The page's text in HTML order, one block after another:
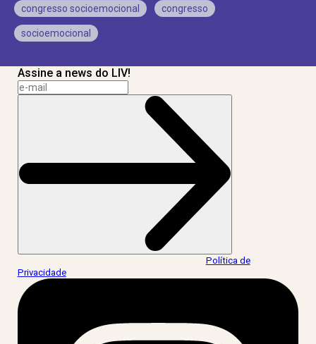
congresso socioemocional congresso
socioemocional
Assine a news do LIV!
Política de
Privacidade.